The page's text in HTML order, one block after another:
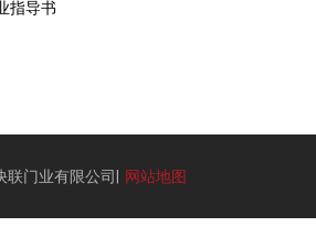
指导书
门业有限公司| 网站地图